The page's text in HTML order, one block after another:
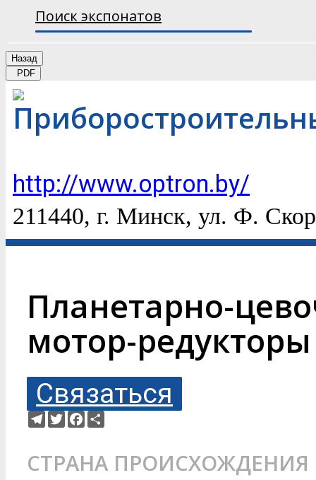
Поиск экспонатов
Назад
PDF
http://www.optron.by/
211440, г. Минск, ул. Ф.
Планетарно-
мотор-редукторы
Связаться
Telegram
TwitterFacebook
СТРАНА ПРОИСХОЖДЕНИЯ